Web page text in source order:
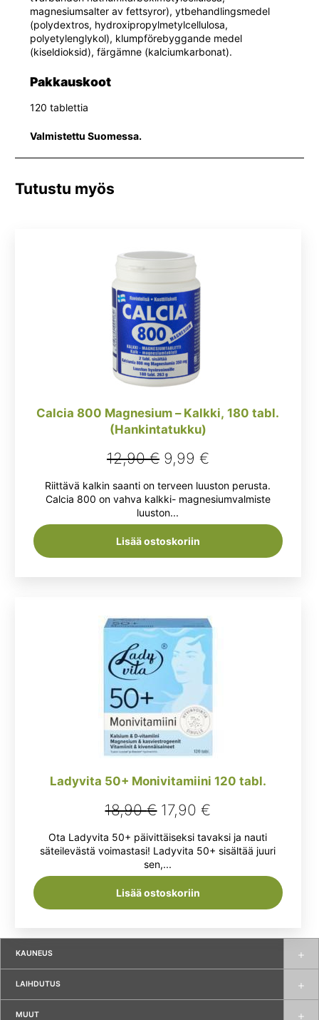
KAUNEUS
LAIHDUTUS
MUUT
magnesiumsalter av fettsyror), ytbehandlingsmedel
(polydextros, hydroxipropylmetylcellulosa,
polyetylenglykol), klumpförebyggande medel
(kiseldioksid), färgämne (kalciumkarbonat).
Pakkauskoot
120 tablettia
Valmistettu Suomessa.
Tutustu myös
Calcia 800 Magnesium – Kalkki, 180 tabl.
(Hankintatukku)
12,90€ Alkuperäinen
hinta
oli:
12,90 €.
9,99 €Nykyinen
hinta
on:
9,99 €.
Riittävä kalkin saanti on terveen luuston perusta.
Calcia 800 on vahva kalkki- magnesiumvalmiste
luuston...
Lisää ostoskoriin
Ladyvita 50+ Monivitamiini 120 tabl.
18,90€ Alkuperäinen
hinta
oli:
18,90 €.
17,90€
hinta
on:
Ota Ladyvita 50+ päivittäiseksi tavaksi ja nauti
säteilevästä voimastasi! Ladyvita 50+ sisältää juuri
sen,...
Lisää ostoskoriin